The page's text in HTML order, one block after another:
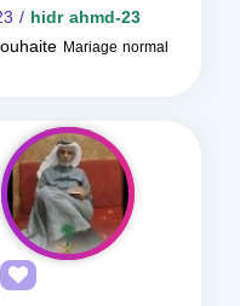
hidr ahmd-23
/ 23
Mariage normal